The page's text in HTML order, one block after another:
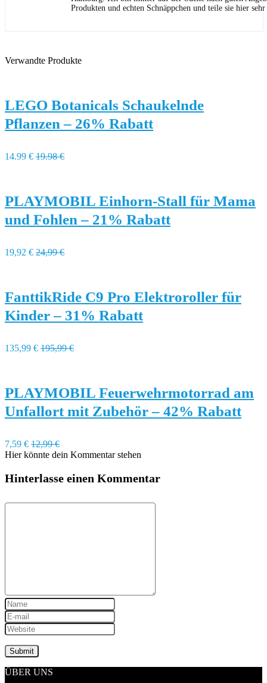
Produkten und echten Schnäppchen und teile sie hier
Verwandte Produkte
LEGO Botanicals Schaukelnde
Pflanzen – 26% Rabatt
14.99 € 19.98 €
PLAYMOBIL Einhorn-Stall für Mama
und Fohlen – 21% Rabatt
19,92 € 24,99 €
FanttikRide C9 Pro Elektroroller für
Kinder – 31% Rabatt
135,99 € 195,99 €
PLAYMOBIL Feuerwehrmotorrad am
Unfallort mit Zubehör – 42% Rabatt
7,59 € 12,99 €
Hier könnte dein Kommentar stehen
Hinterlasse einen Kommentar
ÜBER UNS